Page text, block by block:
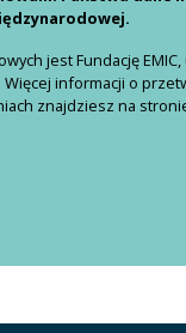
jest Fundację EMIC,
informacji o
znajdziesz na